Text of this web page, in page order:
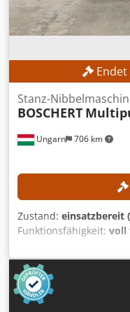
Endet
Ungarn 706 km
Stanz-
BOSCHERT
Zustand: einsatzbereit
Funktionsfähigkeit: voll
Arbeitslänge:1.560 mm
wurden erneuert:
Labod-
TECHNISCHE DETAILS